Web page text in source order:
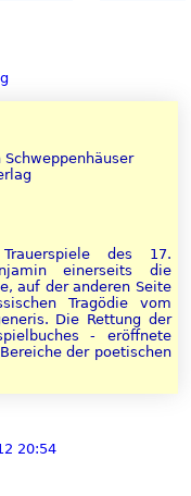
des 17.
einerseits die
auf der anderen Seite
Tragödie vom
Die Rettung der
- eröffnete
der poetischen
20:54